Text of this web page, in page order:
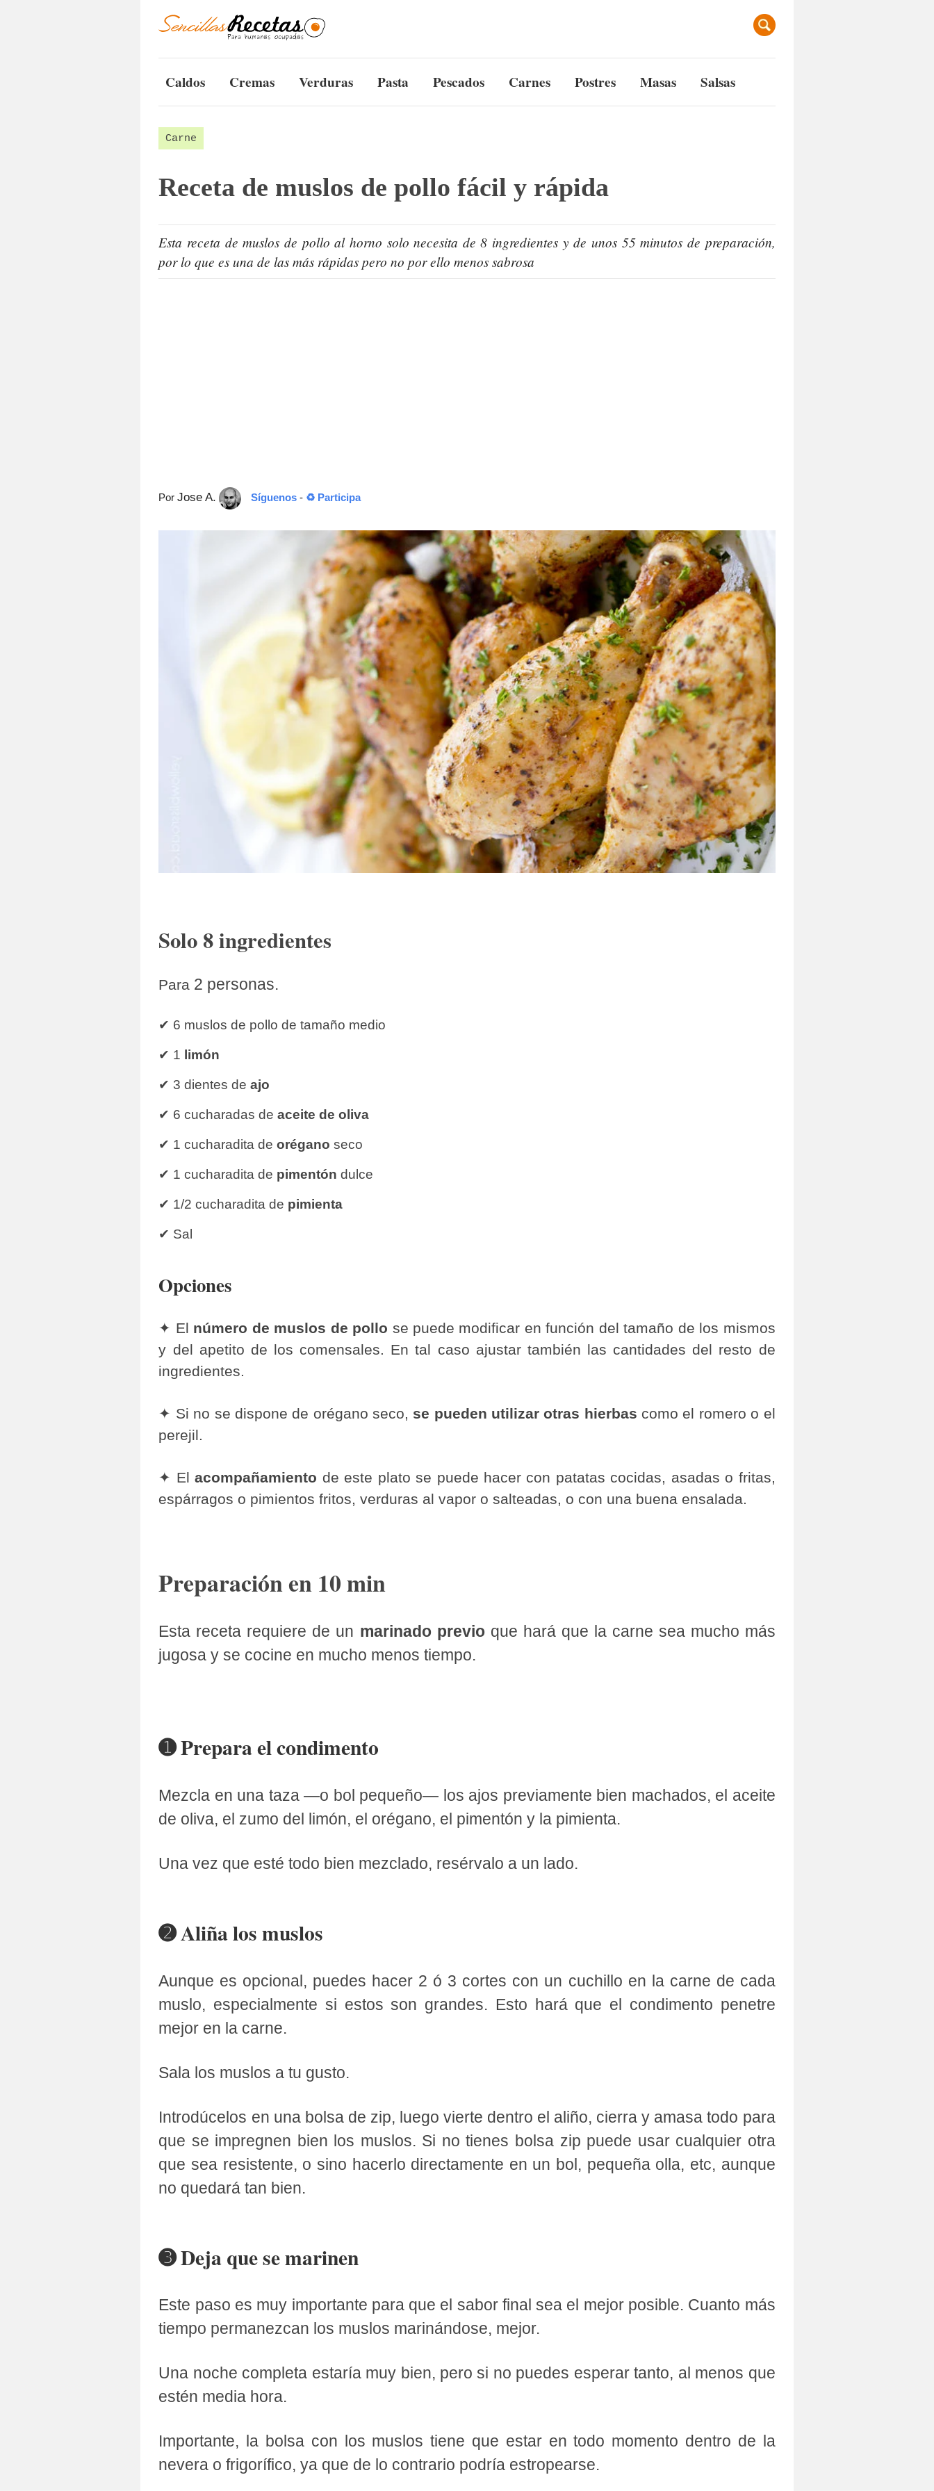
Caldos Cremas Verduras Pasta Pescados Carnes Postres Masas Salsas
Carne
Receta de muslos de pollo fácil y rápida
Esta receta de muslos de pollo al horno solo necesita de 8 ingredientes y de unos 55 minutos de preparación,
por lo que es una de las más rápidas pero no por ello menos sabrosa
PorJose A. Síguenos - ♻ Participa
Solo 8 ingredientes
Para 2 personas.
✔ 6 muslos de pollo de tamaño medio
✔ 1 limón
✔ 3 dientes deajo
✔ 6 cucharadas deaceite de oliva
✔ 1 cucharadita deorégano seco
✔ 1 cucharadita de pimentón dulce
✔ 1/2 cucharadita de pimienta
✔ Sal
Opciones
✦ El número de muslos de pollo se puede modificar en función del tamaño de los mismos
y del apetito de los comensales. En tal caso ajustar también las cantidades del resto de
ingredientes.
✦ Si no se dispone de orégano seco, se pueden utilizar otras hierbas como el romero o el
perejil.
✦ Elacompañamiento de este plato se puede hacer con patatas cocidas, asadas o fritas,
espárragos o pimientos fritos, verduras al vapor o salteadas, o con una buena ensalada.
Preparación en 10 min
Esta receta requiere de un marinado previoque hará que la carne sea mucho más
jugosa y se cocine en mucho menos tiempo.
➊ Prepara el condimento
Mezcla en una taza ―o bol pequeño― los ajos previamente bien machados, el aceite
de oliva, el zumo del limón, el orégano, el pimentón y la pimienta.
Una vez que esté todo bien mezclado, resérvalo a un lado.
➋ Aliña los muslos
Aunque es opcional, puedes hacer 2 ó 3 cortes con un cuchillo en la carne de cada
muslo, especialmente si estos son grandes. Esto hará que el condimento penetre
mejor en la carne.
Sala los muslos a tu gusto.
Introdúcelos en una bolsa de zip, luego vierte dentro el aliño, cierra y amasa todo para
que se impregnen bien los muslos. Si no tienes bolsa zip puede usar cualquier otra
que sea resistente, o sino hacerlo directamente en un bol, pequeña olla, etc, aunque
no quedará tan bien.
➌ Deja que se marinen
Este paso es muy importante para que el sabor final sea el mejor posible. Cuanto más
tiempo permanezcan los muslos marinándose, mejor.
Una noche completa estaría muy bien, pero si no puedes esperar tanto, al menos que
estén media hora.
Importante, la bolsa con los muslos tiene que estar en todo momento dentro de la
nevera o frigorífico, ya que de lo contrario podría estropearse.